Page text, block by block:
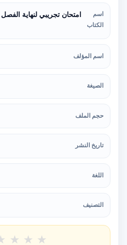
اسم
الكتاب
امتحان تجريبي لنهاية
اسم المؤلف
الصيغة
حجم الملف
تاريخ النشر
اللغة
التصنيف
★ ★ ★